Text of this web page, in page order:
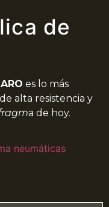
de
ARO es lo más
alta resistencia y
a de hoy.
neumáticas